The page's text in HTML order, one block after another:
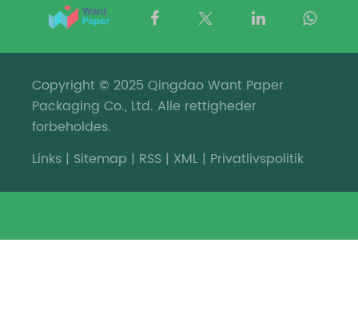
Copyright © 2025 Qingdao Want Paper
Packaging Co., Ltd. Alle rettigheder
forbeholdes.
Links | Sitemap | RSS | XML | Privatlivspolitik